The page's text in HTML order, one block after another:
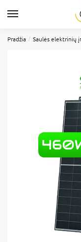
Pradžia / Saulės elektrinių